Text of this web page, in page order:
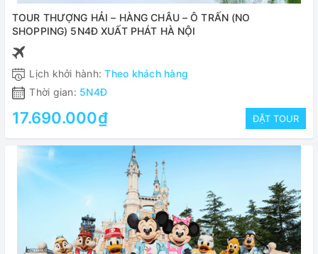
TOUR THƯỢNG HẢI – HÀNG CHÂU – Ô TRẤN (NO
SHOPPING) 5N4Đ XUẤT PHÁT HÀ NỘI
Lịch khởi hành:Theo khách hàng
Thời gian: 5N4Đ
17.690.000₫ ĐẶT TOUR